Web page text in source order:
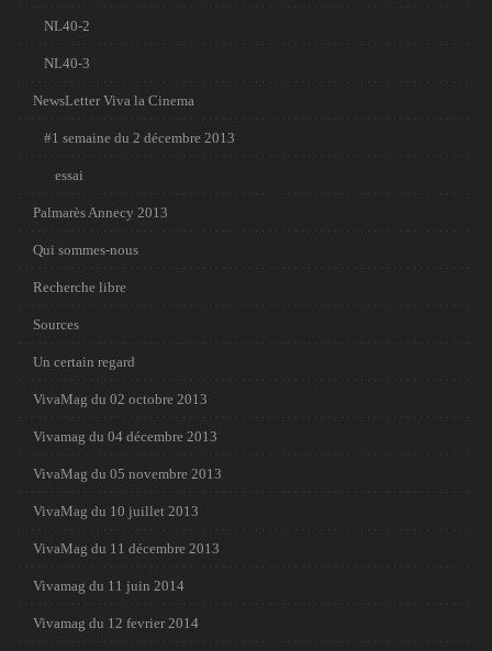
NL40-2
NL40-3
NewsLetter Viva la Cinema
#1 semaine du 2 décembre 2013
essai
Palmarès Annecy 2013
Qui sommes-nous
Recherche libre
Sources
Un certain regard
VivaMag du 02 octobre 2013
Vivamag du 04 décembre 2013
VivaMag du 05 novembre 2013
VivaMag du 10 juillet 2013
VivaMag du 11 décembre 2013
Vivamag du 11 juin 2014
Vivamag du 12 fevrier 2014